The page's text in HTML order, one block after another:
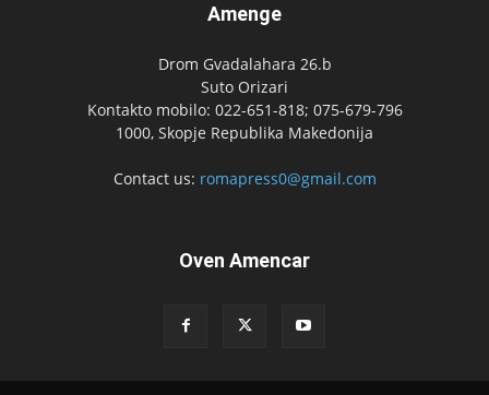
Amenge
Drom Gvadalahara 26.b
Suto Orizari
Kontakto mobilo: 022-651-818; 075-679-796
1000, Skopje Republika Makedonija
Contact us: romapress0@gmail.com
Oven Amencar